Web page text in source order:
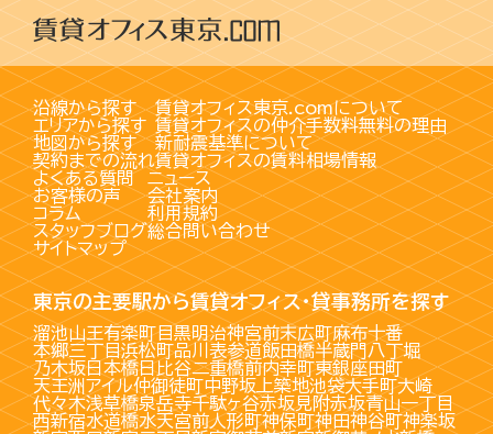
沿線から探す
エリアから探す
地図から探す
契約までの流れ
賃貸オフィス東京.comについて
賃貸オフィスの仲介手数料無料の理由
新耐震基準について
賃貸オフィスの賃料相場情報
よくある質問
お客様の声
コラム
スタッフブログ
サイトマップ
ニュース
会社案内
利用規約
総合問い合わせ
東京の主要駅から賃貸オフィス・貸事務所を探す
溜池山王有楽町目黒明治神宮前末広町麻布十番
本郷三丁目浜松町品川 表参道飯田橋半蔵門八丁堀
乃木坂日本橋日比谷二重橋前内幸町東銀座田町
天王洲アイル仲御徒町中野坂上築地池袋大手町大崎
代々木浅草橋泉岳寺千駄ヶ谷赤坂見附赤坂青山一丁目
西新宿水道橋水天宮前人形町神保町神田神谷町神楽坂